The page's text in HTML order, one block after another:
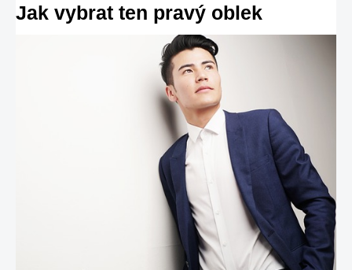
Jak vybrat ten pravý oblek